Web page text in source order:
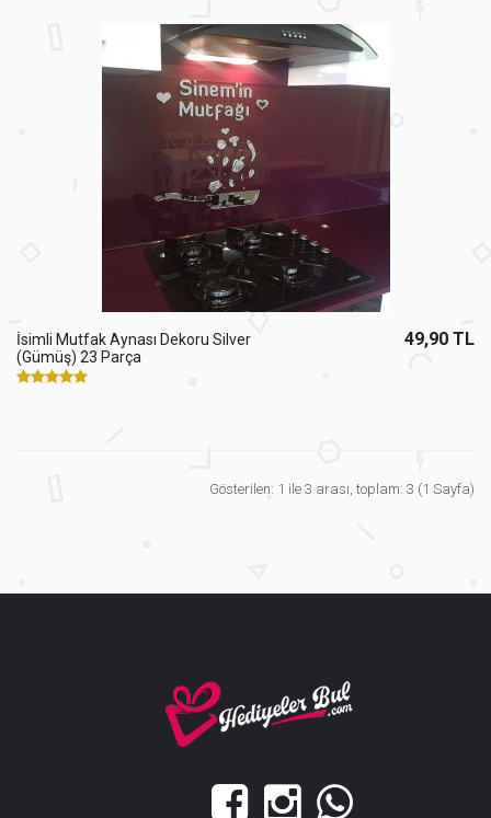
İsimli Mutfak Aynası Dekoru Silver
(Gümüş) 23 Parça
49,90 TL
Gösterilen: 1 ile 3 arası, toplam: 3 (1 Sayfa)